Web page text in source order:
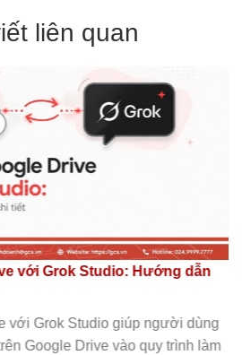
liên quan
với Grok Studio: Hướng dẫn
với Grok Studio giúp người dùng
Google Drive vào quy trình làm